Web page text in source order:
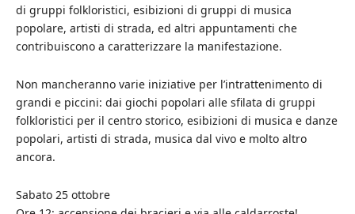
di gruppi folkloristici, esibizioni di gruppi di musica
popolare, artisti di strada, ed altri appuntamenti che
contribuiscono a caratterizzare la manifestazione.
Non mancheranno varie iniziative per l’intrattenimento di
grandi e piccini: dai giochi popolari alle sfilata di gruppi
folkloristici per il centro storico, esibizioni di musica e danze
popolari, artisti di strada, musica dal vivo e molto altro
ancora.
Sabato 25 ottobre